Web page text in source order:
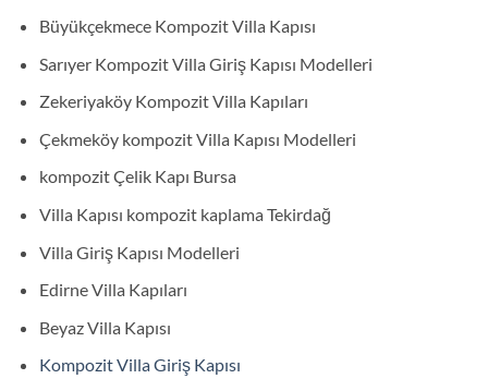
Büyükçekmece Kompozit Villa Kapısı
Sarıyer Kompozit Villa Giriş Kapısı Modelleri
Zekeriyaköy Kompozit Villa Kapıları
Çekmeköy kompozit Villa Kapısı Modelleri
kompozit Çelik Kapı Bursa
Villa Kapısı kompozit kaplama Tekirdağ
Villa Giriş Kapısı Modelleri
Edirne Villa Kapıları
Beyaz Villa Kapısı
Kompozit Villa Giriş Kapısı